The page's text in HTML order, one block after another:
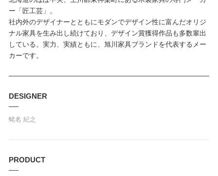
ー「匠工芸」。
社内外のデザイナーとともにモダンでデザイン性に富んだオリジ
ナル家具を生み出し続けており、デザイン賞獲得作品も多数輩出
している。実力、実績ともに、旭川家具ブランドを代表するメー
カーです。
DESIGNER
蛯名 紀之
PRODUCT